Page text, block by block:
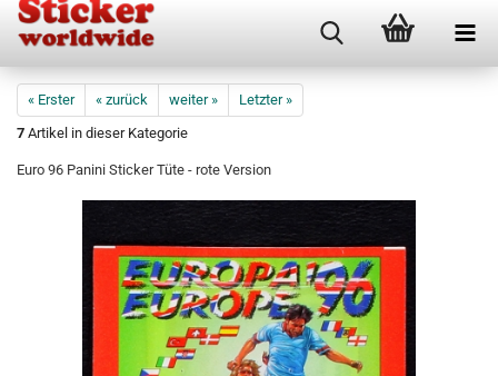
« Erster « zurück weiter »
Letzter »
7 Artikel in dieser Kategorie
Euro 96 Panini Sticker Tüte - rote Version